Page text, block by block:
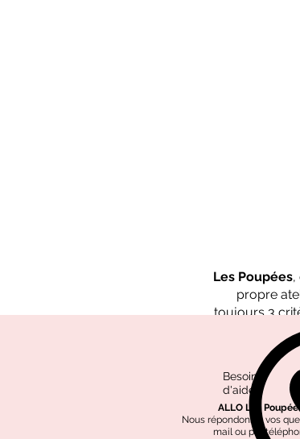
Les Poupées,
propre
toujours 3
Besoin
d'aide?
ALLO Les
Nous répondons à vos
mail ou par